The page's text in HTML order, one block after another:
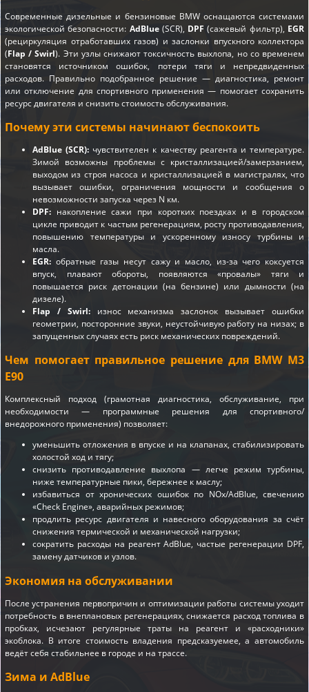
Современные дизельные и бензиновые BMW оснащаются системами
экологической безопасности: AdBlue(SCR), DPF (сажевый фильтр), EGR
(рециркуляция отработавших газов) и заслонки впускного коллектора
(Flap / Swirl). Эти узлы снижают токсичность выхлопа, но со временем
становятся источником ошибок, потери тяги и непредвиденных
расходов. Правильно подобранное решение — диагностика, ремонт
или отключение для спортивного применения — помогает сохранить
ресурс двигателя и снизить стоимость обслуживания.
Почему эти системы начинают беспокоить
AdBlue (SCR): чувствителен к качеству реагента и температуре.
Зимой возможны проблемы с кристаллизацией/замерзанием,
выходом из строя насоса и кристаллизацией в магистралях, что
вызывает ошибки, ограничения мощности и сообщения о
невозможности запуска через N км.
DPF: накопление сажи при коротких поездках и в городском
цикле приводит к частым регенерациям, росту противодавления,
повышению температуры и ускоренному износу турбины и
масла.
EGR: обратные газы несут сажу и масло, из-за чего коксуется
впуск, плавают обороты, появляются «провалы» тяги и
повышается риск детонации (на бензине) или дымности (на
дизеле).
Flap / Swirl:износ механизма заслонок вызывает ошибки
геометрии, посторонние звуки, неустойчивую работу на низах; в
запущенных случаях есть риск механических повреждений.
Чем помогает правильное решение для BMW M3
E90
Комплексный подход (грамотная диагностика, обслуживание, при
необходимости — программные решения для спортивного/
внедорожного применения) позволяет:
уменьшить отложения в впуске и на клапанах, стабилизировать
холостой ход и тягу;
снизить противодавление выхлопа — легче режим турбины,
ниже температурные пики, бережнее к маслу;
избавиться от хронических ошибок по NOx/AdBlue, свечению
«Check Engine», аварийных режимов;
продлить ресурс двигателя и навесного оборудования за счёт
снижения термической и механической нагрузки;
сократить расходы на реагент AdBlue, частые регенерации DPF,
замену датчиков и узлов.
Экономия на обслуживании
После устранения первопричин и оптимизации работы системы уходит
потребность в внеплановых регенерациях, снижается расход топлива в
пробках, исчезают регулярные траты на реагент и «расходники»
экоблока. В итоге стоимость владения предсказуемее, а автомобиль
ведёт себя стабильнее в городе и на трассе.
Зима и AdBlue